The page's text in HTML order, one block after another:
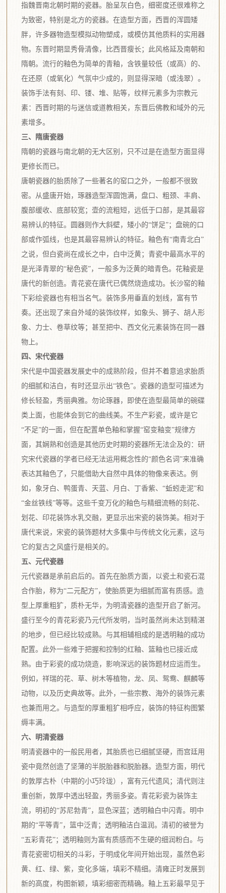
指魏晋南北朝时期的瓷器。胎呈灰白色，细密度还很难称之
为致密，特别是北方的瓷器。在造型方面，西晋的浑圆矮
胖，许多器物造型模拟动物塑成，或模仿其他质料的实用器
物。东晋时期显秀骨清像，比西晋瘦长；此风格延及南朝和
隋朝。流行的釉色为简单的青釉，含铁量较低（或高）的、
在还原（或氧化）气氛中少成的，则显得深暗（或浅翠）。
装饰手法有刻、印、镂、堆、贴等，纹样元素多为宗教元
素：西晋时期的与迷信或道教相关，东晋后佛教和域外的元
素增多。
三、隋唐瓷器
隋朝的瓷器与南北朝的无大区别，只不过是在造型方面显得
更修长而已。
唐朝瓷器的胎质除了一些著名的窑口之外，一般都不很致
密。从盛唐开始，琢器造型浑圆饱满，盘口、粗颈、丰肩、
腹部缓收、底部较宽；壶的流粗短，远低于口部，是其最容
易辨认的特征。圆器则作大斜壁，矮小的“饼足”；盘碗的口
部或作弧线，也是其最容易辨认的特征。釉色有“南青北白”
之说，但白瓷尚在成长之中，白中泛黄；青瓷中最高水平的
是光泽青翠的“秘色瓷”，一般多为泛黄的暗青色。花釉瓷是
唐代的新创造。青花瓷在唐代已偶然烧造成功。长沙窑的釉
下彩绘瓷器也有相当名气。装饰多用垂直的划线，富有节
奏。还出现了来自外域的装饰纹样，如象头、狮子、胡人形
象、力士、卷草纹等；甚至把中、西文化元素装饰在同一器
物上。
四、宋代瓷器
宋代是中国瓷器发展史中的成熟阶段，但并不着意追求胎质
的细腻和洁白，有时还显示出“铁色”。瓷器的造型可描述为
修长轻盈，秀丽典雅。勿论琢器，即使在造型最简单的碗碟
类上面，也能体会到它的曲线美。不生产彩瓷，或许是它
“不足”的一面，但在配置单色釉和掌握“窑变釉变”规律方
面，其娴熟和创造是其他历史时期的瓷器所无法企及的：研
究宋代瓷器的学者已经无法运用概念性的“颜色名词”来准确
表达其釉色了，只能借助大自然中具体的物像来表达。例
如，象牙白、鸭蛋青、天蓝、月白、丁香紫、“蚯蚓走泥”和
“金丝铁线”等等。这些千变万化的釉色与精细流畅的刻花、
划花、印花装饰水乳交融，更显示出宋瓷的装饰美。相对于
唐代来说，宋瓷的装饰题材大多集中与传统文化元素，这与
它的复古之风盛行是相关的。
五、元代瓷器
元代瓷器是承前启后的。首先在胎质方面，以瓷土和瓷石混
合作胎，称为“二元配方”，使胎质更为细腻而富有质感。造
型上厚重粗犷，质朴无华，为明清瓷器的造型开启了新河。
盛行至今的青花彩瓷乃元代所发明，当时虽然尚未达到精湛
的地步，但已经比较成熟。与其相辅相成的是透明釉的成功
配置。此外一些难于把握和控制的红釉、篮釉也已接近成
熟。由于彩瓷的成功烧造，影响深远的装饰题材应运而生。
例如，祥瑞的花、草、树木等植物，龙、凤、鸳鸯、麒麟等
动物，以及历史典故等。此外，一些宗教、海外的装饰元素
也兼而用之。与造型的厚重粗犷相呼应，装饰的特征构图繁
缛丰满。
六、明清瓷器
明清瓷器中的一般民用者，其胎质也已细腻坚硬，而宫廷用
瓷中竟然创造了坚薄的半脱胎器和脱胎器。造型方面，明代
的敦厚古朴（中期的小巧玲珑），富有元代遗风；清代则注
重创新，敦厚中透出轻盈，秀丽多姿。青花彩瓷为装饰主
流，明初的“苏尼勃青”，显色深蓝；透明釉白中闪青。明中
期的“平等青”，篮中泛青；透明釉洁白温润。清初的被誉为
“五彩青花”；透明釉则为富有质感而不生硬的细润粉白。与
青花瓷密切相关的斗彩，于明成化年间开始出现，虽然色彩
黄、红、绿、紫，变化多端，填彩不精细。清雍正时发展到
新的高度，构图新颖，填彩细密而精确。釉上五彩最早见于